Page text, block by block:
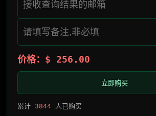
价格：$ 256.00
立即购买
累计3844 人已购买